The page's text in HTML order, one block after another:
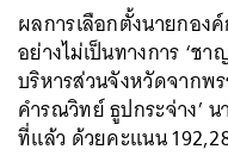
ผลการเลือกตั้งนายกอง
อย่างไม่เป็นทางการ ‘ช
บริหารส่วนจังหวัดจากพ
คำรณวิทย์ ธูปกระจ่าง’
ที่แล้ว ด้วยคะแนน